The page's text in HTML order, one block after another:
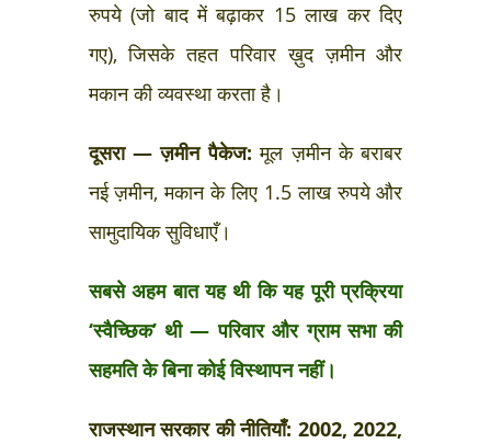
रुपये (जो बाद में बढ़ाकर 15 लाख कर दिए
गए), जिसके तहत परिवार ख़ुद ज़मीन और
मकान की व्यवस्था करता है।
दूसरा — ज़मीन पैकेज: मूल ज़मीन के बराबर
नई ज़मीन, मकान के लिए 1.5 लाख रुपये और
सामुदायिक सुविधाएँ।
सबसे अहम बात यह थी कि यह पूरी प्रक्रिया
‘स्वैच्छिक’ थी — परिवार और ग्राम सभा की
सहमति के बिना कोई विस्थापन नहीं।
राजस्थान सरकार की नीतियाँ: 2002, 2022,